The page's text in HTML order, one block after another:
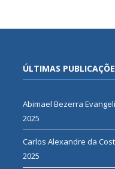
ÚLTIMAS
Abimael Bezerra
2025
Carlos Alexandre da
2025